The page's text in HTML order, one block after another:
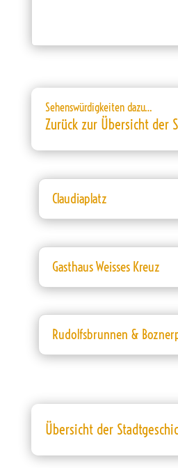
Sehenswürdigkeiten dazu…
Zurück zur Übersicht der
Claudiaplatz
Gasthaus Weisses Kreuz
Rudolfsbrunnen &
Übersicht der